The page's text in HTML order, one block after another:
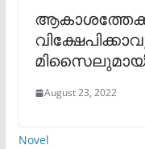
August 23, 2022
Novel